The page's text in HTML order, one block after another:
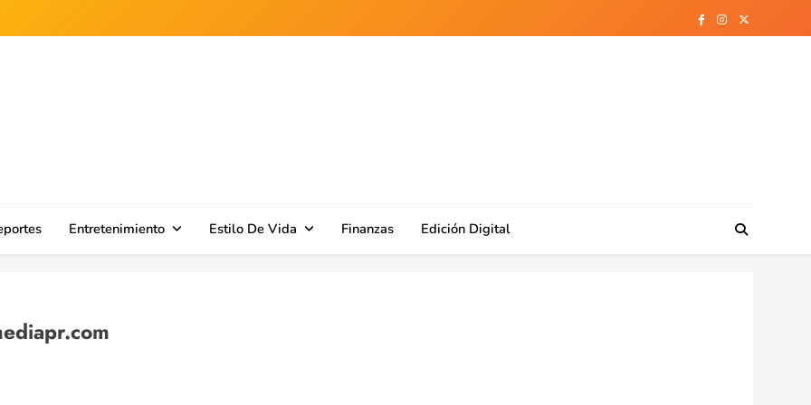
Entretenimiento Estilo De Vida Finanzas Edición Digital